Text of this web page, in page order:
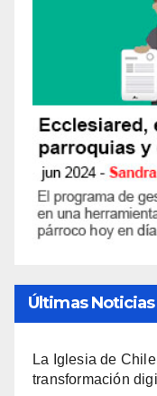
Últimas Noticias
La Iglesia de
transformación